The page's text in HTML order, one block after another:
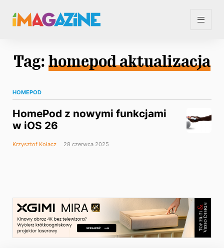
Tag: homepod aktualizacja
HOMEPOD
HomePod z nowymi funkcjami
w iOS 26
Krzysztof Kołacz 28 czerwca 2025